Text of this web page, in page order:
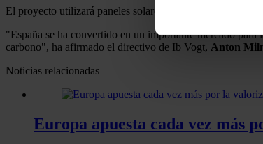
redes sociales,
El proyecto utilizará paneles solares bifaciales de última
"España se ha convertido en un importante mercado
carbono", ha afirmado el directivo de Ib Vogt, Anton
Noticias relacionadas
Europa apuesta cada vez más